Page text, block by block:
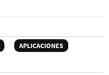
APLICACIONES